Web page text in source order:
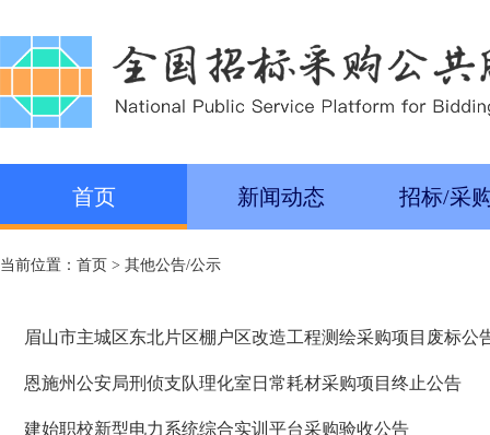
首页 新闻动态 招标/采
当前位置： 首页 > 其他公告/公示
眉山市主城区东北片区棚户区改造工程测绘采购项目废标公
恩施州公安局刑侦支队理化室日常耗材采购项目终止公告
建始职校新型电力系统综合实训平台采购验收公告